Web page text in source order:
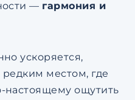
— гармония и
ускоряется,
местом, где
настоящему ощутить